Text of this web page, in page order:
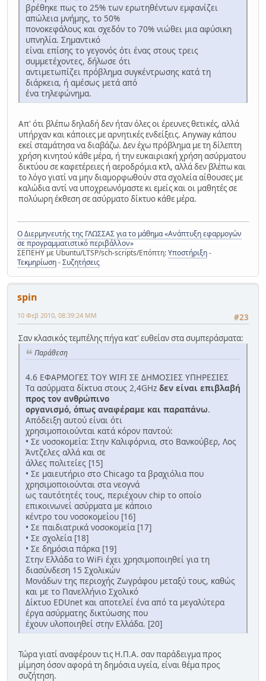
βρέθηκε πως το 25% των ερωτηθέντων εμφανίζει
απώλεια μνήμης, το 50%
πονοκεφάλους και σχεδόν το 70% νιώθει μια αφύσικη
υπνηλία. Σημαντικό
είναι επίσης το γεγονός ότι ένας στους τρεις
συμμετέχοντες, δήλωσε ότι
αντιμετωπίζει πρόβλημα συγκέντρωσης κατά τη
διάρκεια, ή αμέσως μετά από
ένα τηλεφώνημα.
Απ' ότι βλέπω δηλαδή δεν ήταν όλες οι έρευνες θετικές, αλλά
υπήρχαν και κάποιες με αρνητικές ενδείξεις. Anyway κάπου
εκεί σταμάτησα να διαβάζω. Δεν έχω πρόβλημα με τη δίλεπτη
χρήση κινητού κάθε μέρα, ή την ευκαιριακή χρήση ασύρματου
δικτύου σε καφετέρειες ή αεροδρόμια κτλ, αλλά δεν βλέπω και
το λόγο γιατί να μην διαμορφωθούν στα σχολεία αίθουσες με
καλώδια αντί να υποχρεωνόμαστε κι εμείς και οι μαθητές σε
πολύωρη έκθεση σε ασύρματο δίκτυο κάθε μέρα.
Ο Διερμηνευτής της ΓΛΩΣΣΑΣ για το μάθημα «Ανάπτυξη εφαρμογών
σε προγραμματιστικό περιβάλλον»
ΣΕΠΕΗΥ με Ubuntu/LTSP/sch-scripts/Επόπτη:Υποστήριξη-
Τεκμηρίωση-Συζητήσεις
spin
#23
10 Φεβ 2010, 08:39:24 ΜΜ
Σαν κλασικός τεμπέλης πήγα κατ' ευθείαν στα συμπεράσματα:
Παράθεση
4.6 ΕΦΑΡΜΟΓΕΣ ΤΟΥ WIFI ΣΕ ΔΗΜΟΣΙΕΣ ΥΠΗΡΕΣΙΕΣ
Τα ασύρματα δίκτυα στους 2,4GHz δεν είναι επιβλαβή
προς τον ανθρώπινο
οργανισμό, όπως αναφέραμε και παραπάνω.
Απόδειξη αυτού είναι ότι
χρησιμοποιούνται κατά κόρον παντού:
• Σε νοσοκομεία: Στην Καλιφόρνια, στο Βανκούβερ, Λος
Άντζελες αλλά και σε
άλλες πολιτείες [15]
• Σε μαιευτήριο στο Chicago τα βραχιόλια που
χρησιμοποιούνται στα νεογνά
ως ταυτότητές τους, περιέχουν chip το οποίο
επικοινωνεί ασύρματα με κάποιο
κέντρο του νοσοκομείου [16]
• Σε παιδιατρικά νοσοκομεία [17]
• Σε σχολεία [18]
• Σε δημόσια πάρκα [19]
Στην Ελλάδα το WiFi έχει χρησιμοποιηθεί για τη
διασύνδεση 15 Σχολικών
Μονάδων της περιοχής Ζωγράφου μεταξύ τους, καθώς
και με το Πανελλήνιο Σχολικό
Δίκτυο EDUnet και αποτελεί ένα από τα μεγαλύτερα
έργα ασύρματης δικτύωσης που
έχουν υλοποιηθεί στην Ελλάδα. [20]
Τώρα γιατί αναφέρουν τις Η.Π.Α. σαν παράδειγμα προς
μίμηση όσον αφορά τη δημόσια υγεία, είναι θέμα προς
συζήτηση.